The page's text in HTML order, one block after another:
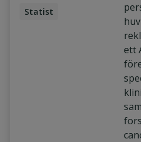
Statist
ett